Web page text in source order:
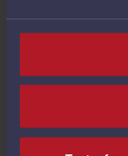
Pas de
CONTACTER